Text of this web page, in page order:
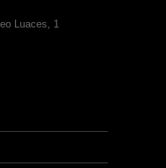
Luaces, 1